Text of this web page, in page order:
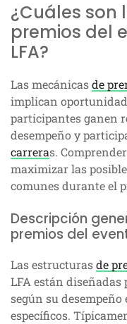
¿Cuáles son
premios del
LFA?
Las mecánicasde
implican
participantes ganen
desempeño y
carreras.
maximizar las
comunes durante el
Descripción
premios del
Las estructurasde
LFA están diseñadas
según su
específicos.